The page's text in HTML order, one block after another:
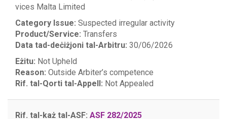
vices Malta Limited
Category Issue: Suspected irregular activity
Product/Service: Transfers
Data tad-deċiżjoni tal-Arbitru: 30/06/2026
Eżitu: Not Upheld
Reason: Outside Arbiter’s competence
Rif. tal-Qorti tal-Appell: Not Appealed
Rif. tal-każ tal-ASF: ASF 282/2025